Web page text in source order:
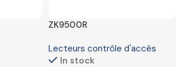
ZK9500R
Lecteurs contrôle d'accès
In stock